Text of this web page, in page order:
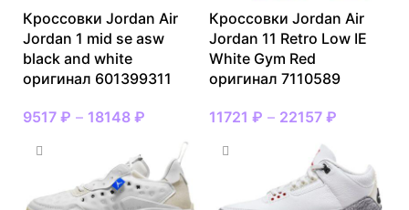
Кроссовки Jordan Air
Jordan 1 mid se asw
black and white
оригинал 601399311
9517 ₽ – 18148 ₽
Кроссовки Jordan Air
Jordan 11 Retro Low IE
White Gym Red
оригинал 7110589
11721 ₽ – 22157 ₽